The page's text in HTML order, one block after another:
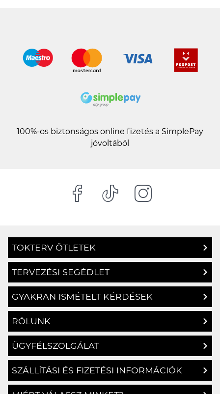
100%-os biztonságos online fizetés a SimplePay
jóvoltából
TOKTERV ÖTLETEK
TERVEZÉSI SEGÉDLET
GYAKRAN ISMÉTELT KÉRDÉSEK
RÓLUNK
ÜGYFÉLSZOLGÁLAT
SZÁLLÍTÁSI ÉS FIZETÉSI INFORMÁCIÓK